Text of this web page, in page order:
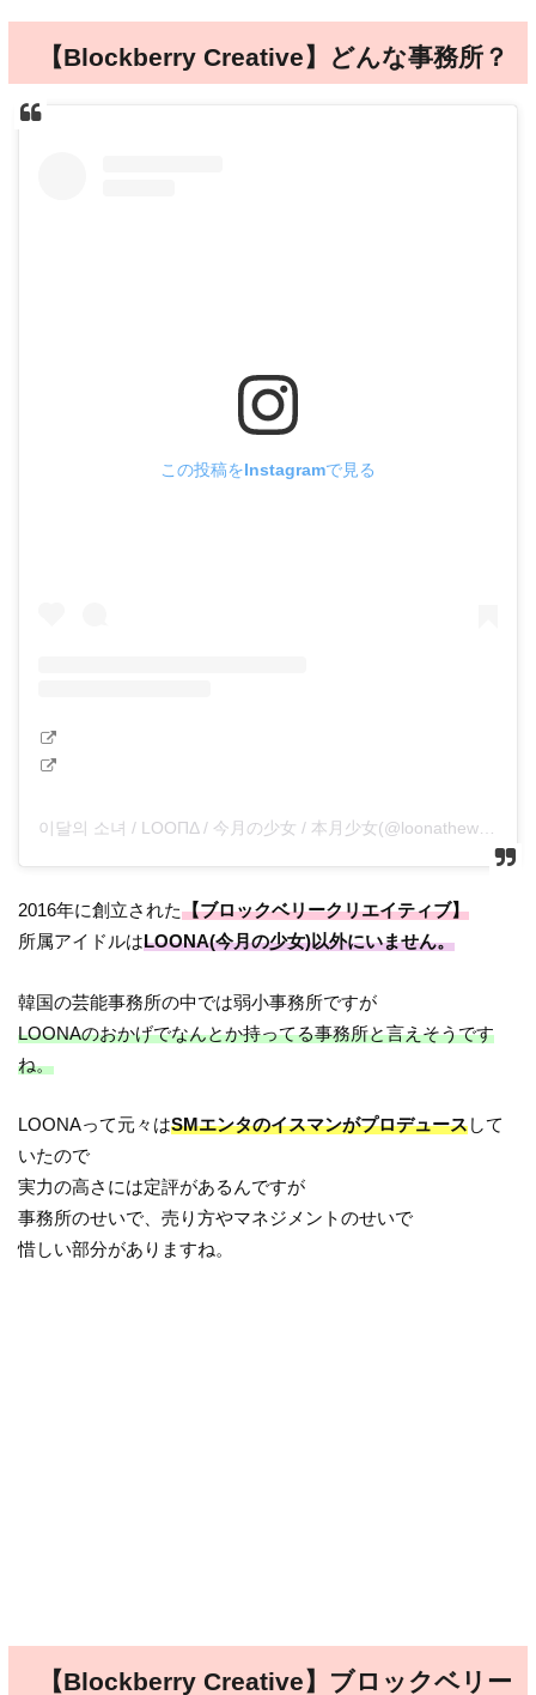
【Blockberry Creative】どんな事務所？
この投稿をInstagramで見る
2016年に創立された【ブロックベリークリエイティブ】
所属アイドルはLOONA(今月の少女)以外にいません。
韓国の芸能事務所の中では弱小事務所ですが
LOONAのおかげでなんとか持ってる事務所と言えそうです
ね。
LOONAって元々はSMエンタのイスマンがプロデュースして
いたので
実力の高さには定評があるんですが
事務所のせいで、売り方やマネジメントのせいで
惜しい部分がありますね。
【Blockberry Creative】ブロックベリー